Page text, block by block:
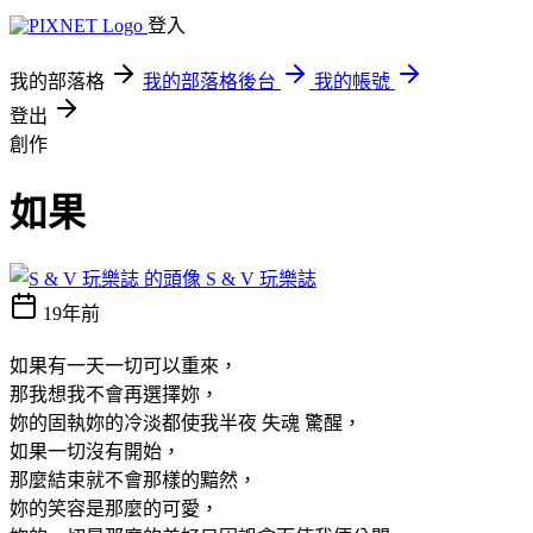
登入
我的部落格 我的部落格後台
我的帳號
登出
創作
如果
S & V 玩樂誌
19年前
如果有一天一切可以重來，
那我想我不會再選擇妳，
妳的固執妳的冷淡都使我半夜 失魂 驚醒，
如果一切沒有開始，
那麼結束就不會那樣的黯然，
妳的笑容是那麼的可愛，